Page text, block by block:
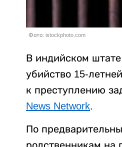
Фото: istockphoto.com
В индийском
убийство 15-
к преступлению
News Network.
По